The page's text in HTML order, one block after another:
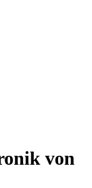
von